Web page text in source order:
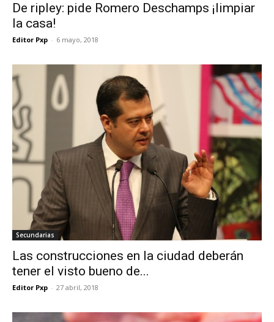
De ripley: pide Romero Deschamps ¡limpiar
la casa!
Editor Pxp - 6 mayo, 2018
Secundarias
Las construcciones en la ciudad deberán
tener el visto bueno de...
Editor Pxp - 27 abril, 2018